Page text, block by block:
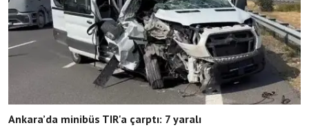
Ankara’da minibüs TIR'a çarptı: 7 yaralı